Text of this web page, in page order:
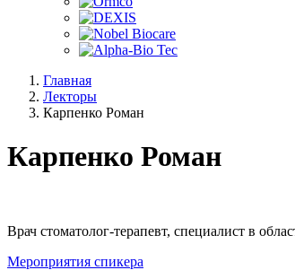
Главная
Лекторы
Карпенко Роман
Карпенко Роман
Врач стоматолог-терапевт, специалист в
Мероприятия спикера